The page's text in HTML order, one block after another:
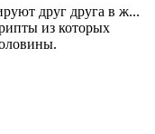
друг друга в ж...
из которых